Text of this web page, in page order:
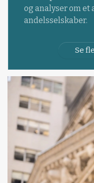
og analyser om
andelsselskaber.
Se